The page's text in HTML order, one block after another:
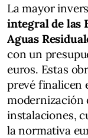
La mayor
integral de las
Aguas
con un
euros. Estas
prevé finalicen
modernización
instalaciones,
la normativa